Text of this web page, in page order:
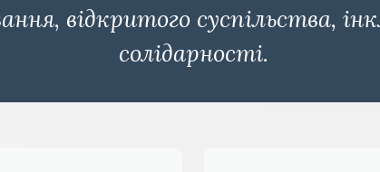
відкритого суспільства,
солідарності.